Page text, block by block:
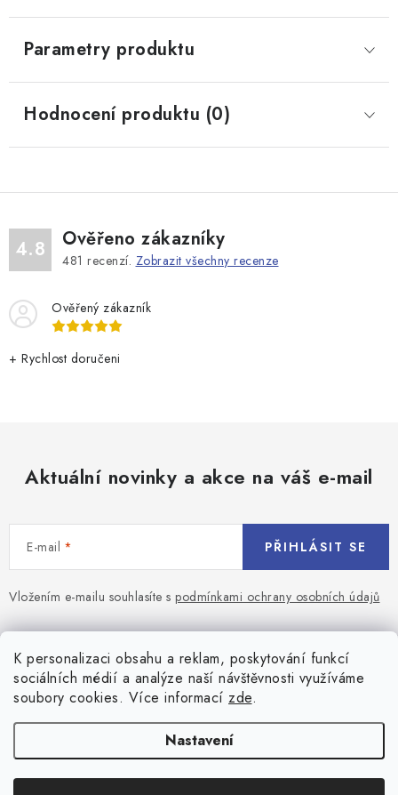
K personalizaci obsahu a reklam, poskytování funkcí
sociálních médií a analýze naší návštěvnosti využíváme
soubory cookies. Více informací zde.
Nastavení
Parametry produktu
Hodnocení produktu (0)
4.8 Ověřeno zákazníky
481 recenzí. Zobrazit všechny recenze
Ověřený zákazník
+ Rychlost doručeni
Aktuální novinky a akce na váš e-mail
E-mail
Vložením e-mailu souhlasíte s podmínkami ochrany osobních údajů
PŘIHLÁSIT SE
Z
á
Blog
Jaký terč na šipky vybrat pro začátečníka?
Přihlášení
Všeobecné obchodní podmínky